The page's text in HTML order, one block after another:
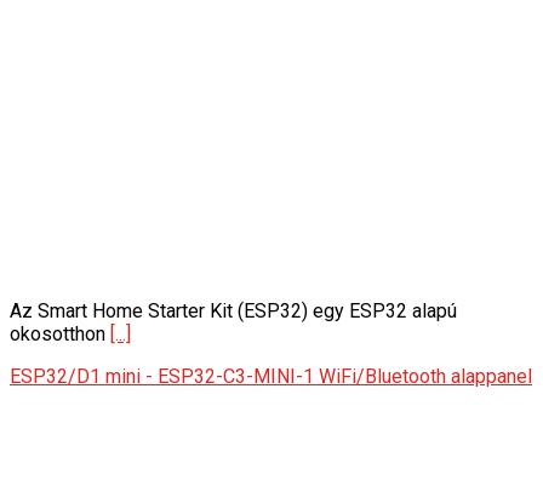
Az Smart Home Starter Kit (ESP32) egy ESP32 alapú
okosotthon [...]
ESP32/D1 mini - ESP32-C3-MINI-1 WiFi/Bluetooth alappanel